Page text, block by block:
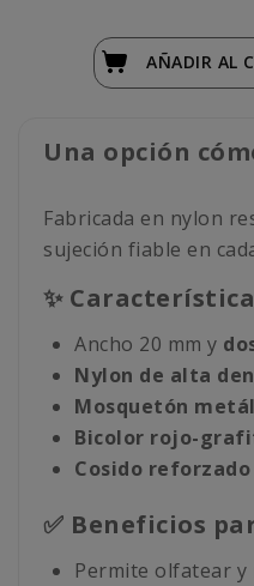
AÑADIR AL
Una opción
Fabricada en nylon
sujeción fiable en
✨
Ancho 20 mm y
Nylon de alta
Mosquetón
Bicolor rojo-
Cosido reforzado
✅ Beneficios
Permite olfatear y